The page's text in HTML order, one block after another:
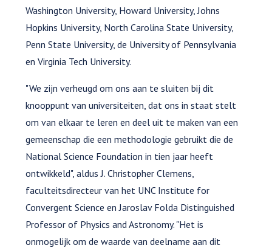
Washington University, Howard University, Johns
Hopkins University, North Carolina State University,
Penn State University, de University of Pennsylvania
en Virginia Tech University.
"We zijn verheugd om ons aan te sluiten bij dit
knooppunt van universiteiten, dat ons in staat stelt
om van elkaar te leren en deel uit te maken van een
gemeenschap die een methodologie gebruikt die de
National Science Foundation in tien jaar heeft
ontwikkeld", aldus J. Christopher Clemens,
faculteitsdirecteur van het UNC Institute for
Convergent Science en Jaroslav Folda Distinguished
Professor of Physics and Astronomy. "Het is
onmogelijk om de waarde van deelname aan dit